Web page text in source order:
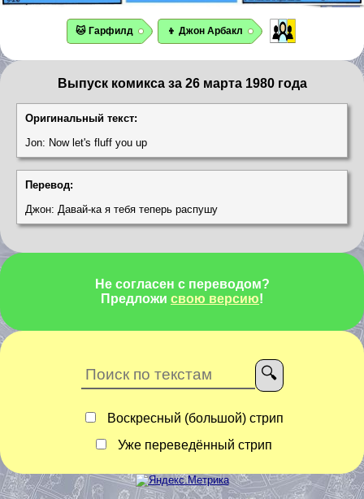
🐱 Гарфилд 👦 Джон Арбакл
Выпуск комикса за 26 марта 1980 года
Оригинальный текст:
Jon: Now let's fluff you up
Перевод:
Джон: Давай-ка я тебя теперь распушу
Не согласен с переводом?
Предложи свою версию!
Воскресный (большой) стрип
Уже переведённый стрип